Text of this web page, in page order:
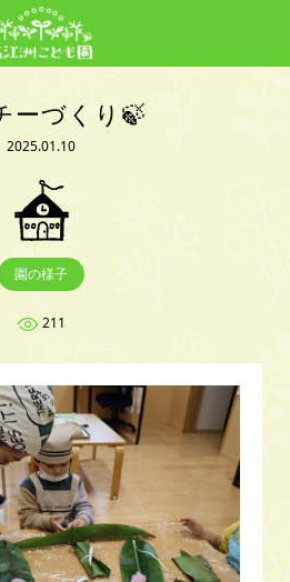
ーづくり🍃
2025.01.10
園の様子
211